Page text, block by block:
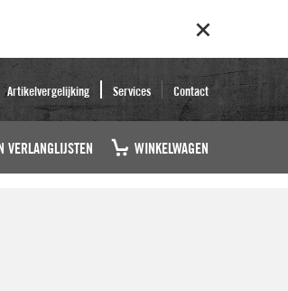
Artikelvergelijking Services Contact
VERLANGLIJSTEN WINKELWAGEN